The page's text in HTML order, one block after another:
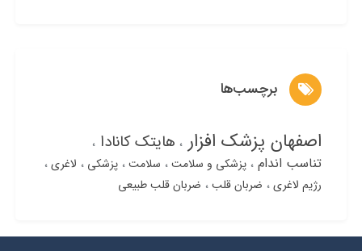
برچسب‌ها
اصفهان پزشک افزار هایتک کانادا
تناسب اندام پزشکی و سلامت سلامت پزشکی
لاغری
رژیم لاغری
ضربان قلب ضربان قلب طبیعی